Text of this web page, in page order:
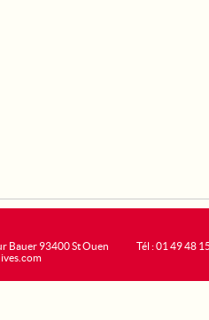
Bauer 93400 St Ouen
Tél : 01 49 48